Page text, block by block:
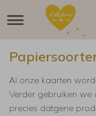
Al onze kaarten
Verder gebruiken
precies datgene